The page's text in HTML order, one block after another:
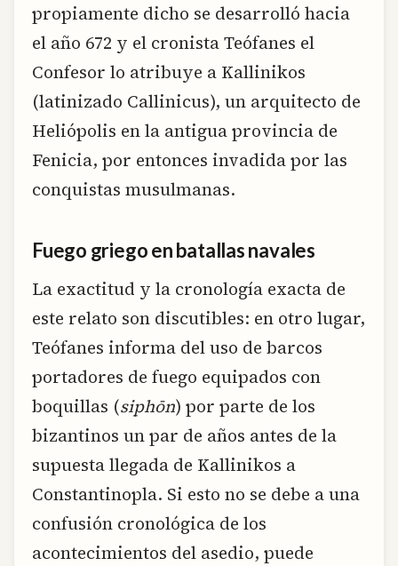
propiamente dicho se desarrolló hacia
el año 672 y el cronista Teófanes el
Confesor lo atribuye a Kallinikos
(latinizado Callinicus), un arquitecto de
Heliópolis en la antigua provincia de
Fenicia, por entonces invadida por las
conquistas musulmanas.
Fuego griego en batallas navales
La exactitud y la cronología exacta de
este relato son discutibles: en otro lugar,
Teófanes informa del uso de barcos
portadores de fuego equipados con
boquillas (siphōn) por parte de los
bizantinos un par de años antes de la
supuesta llegada de Kallinikos a
Constantinopla. Si esto no se debe a una
confusión cronológica de los
acontecimientos del asedio, puede